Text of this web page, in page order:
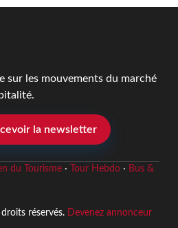
sur les mouvements du marché
la newsletter
du Tourisme· Tour Hebdo· Bus &
réservés. Devenez annonceur